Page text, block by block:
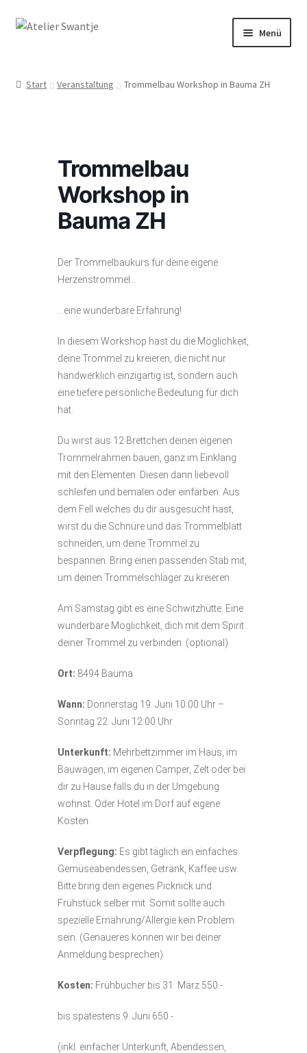
Menü
Mein Konto
Räuchern & Trommeln
Veranstaltungen
Start Veranstaltung Trommelbau Workshop in Bauma ZH
Trommelbau
Workshop in
Bauma ZH
Der Trommelbaukurs für deine eigene
Herzenstrommel…
…eine wunderbare Erfahrung!
In diesem Workshop hast du die Möglichkeit,
deine Trommel zu kreieren, die nicht nur
handwerklich einzigartig ist, sondern auch
eine tiefere persönliche Bedeutung für dich
hat.
Du wirst aus 12 Brettchen deinen eigenen
Trommelrahmen bauen, ganz im Einklang
mit den Elementen. Diesen dann liebevoll
schleifen und bemalen oder einfärben. Aus
dem Fell welches du dir ausgesucht hast,
wirst du die Schnüre und das Trommelblatt
schneiden, um deine Trommel zu
bespannen. Bring einen passenden Stab mit,
um deinen Trommelschläger zu kreieren.
Am Samstag gibt es eine Schwitzhütte. Eine
wunderbare Möglichkeit, dich mit dem Spirit
deiner Trommel zu verbinden. (optional)
Ort: 8494 Bauma
Wann: Donnerstag 19. Juni 10:00 Uhr –
Sonntag 22. Juni 12:00 Uhr
Unterkunft: Mehrbettzimmer im Haus, im
Bauwagen, im eigenen Camper, Zelt oder bei
dir zu Hause falls du in der Umgebung
wohnst. Oder Hotel im Dorf auf eigene
Kosten.
Verpflegung: Es gibt täglich ein einfaches
Gemüseabendessen, Getränk, Kaffee usw.
Bitte bring dein eigenes Picknick und
Frühstück selber mit. Somit sollte auch
spezielle Ernährung/Allergie kein Problem
sein. (Genaueres können wir bei deiner
Anmeldung besprechen)
Kosten: Frühbucher bis 31. März 550.-
bis spätestens 9. Juni 650.-
(inkl. einfacher Unterkunft, Abendessen,